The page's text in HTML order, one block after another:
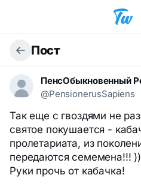
Пост
@PensionerusSapiens
Так еще с гвоздями не
святое покушается -
пролетариата, из
передаются семемена!!!
Руки прочь от кабачка!